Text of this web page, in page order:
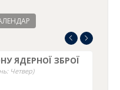
ЯДЕРНОЇ ЗБРОЇ
Четвер)